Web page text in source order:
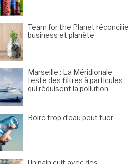
Team for the Planet réconcilie
business et planète
Marseille : La Méridionale
teste des filtres à particules
qui réduisent la pollution
Boire trop d’eau peut tuer